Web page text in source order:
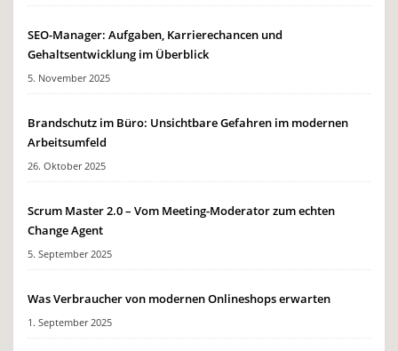
SEO-Manager: Aufgaben, Karrierechancen und
Gehaltsentwicklung im Überblick
5. November 2025
Brandschutz im Büro: Unsichtbare Gefahren im modernen
Arbeitsumfeld
26. Oktober 2025
Scrum Master 2.0 – Vom Meeting-Moderator zum echten
Change Agent
5. September 2025
Was Verbraucher von modernen Onlineshops erwarten
1. September 2025